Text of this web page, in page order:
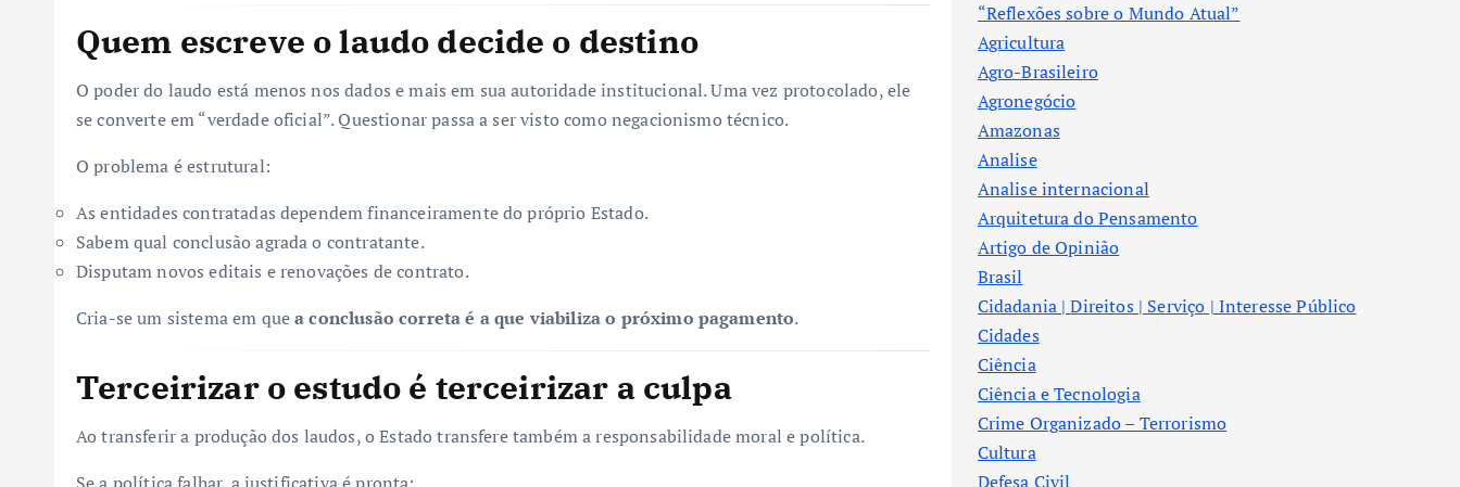
Quem escreve o laudo decide o destino
O poder do laudo está menos nos dados e mais em sua autoridade institucional. Uma vez protocolado, ele
se converte em “verdade oficial”. Questionar passa a ser visto como negacionismo técnico.
O problema é estrutural:
As entidades contratadas dependem financeiramente do próprio Estado.
Sabem qual conclusão agrada o contratante.
Disputam novos editais e renovações de contrato.
Cria-se um sistema em quea conclusão correta é a que viabiliza o próximo pagamento.
Terceirizar o estudo é terceirizar a culpa
Ao transferir a produção dos laudos, o Estado transfere também a responsabilidade moral e política.
“Reflexões sobre o Mundo Atual”
Agricultura
Agro-Brasileiro
Agronegócio
Amazonas
Analise
Analise internacional
Arquitetura do Pensamento
Artigo de Opinião
Brasil
Cidadania | Direitos | Serviço | Interesse Público
Cidades
Ciência
Ciência e Tecnologia
Crime Organizado – Terrorismo
Cultura
Defesa Civil